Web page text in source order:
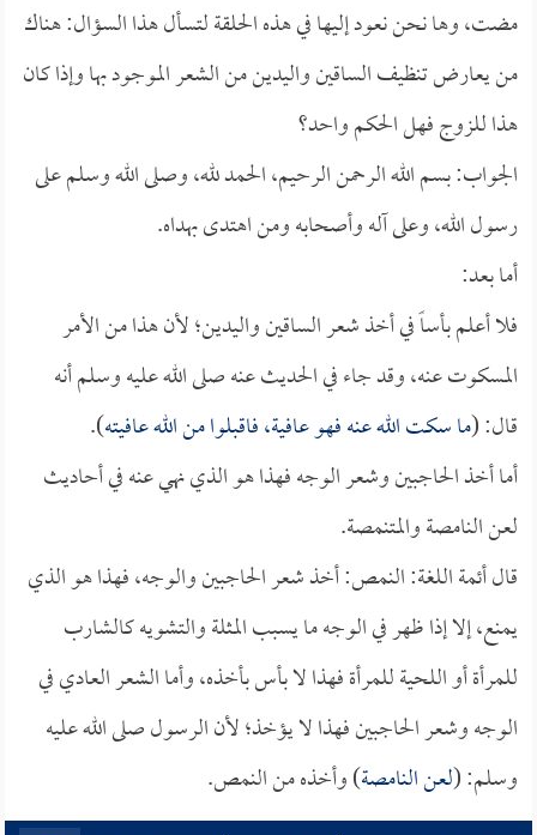
مضت، وها نحن نعود إليها في هذه الحلقة لتسأل هذا السؤال: هناك
من يعارض تنظيف الساقين واليدين من الشعر الموجود بها وإذا كان
هذا للزوج فهل الحكم واحد؟
الجواب: بسم الله الرحمن الرحيم، الحمد لله، وصلى الله وسلم على
رسول الله، وعلى آله وأصحابه ومن اهتدى بهداه.
أما بعد:
فلا أعلم بأساً في أخذ شعر الساقين واليدين؛ لأن هذا من الأمر
المسكوت عنه، وقد جاء في الحديث عنه صلى الله عليه وسلم أنه
قال: (ما سكت الله عنه فهو عافية، فاقبلوا من الله عافيته).
أما أخذ الحاجبين وشعر الوجه فهذا هو الذي نهي عنه في أحاديث
لعن النامصة والمتنمصة.
قال أئمة اللغة: النمص: أخذ شعر الحاجبين والوجه، فهذا هو الذي
يمنع، إلا إذا ظهر في الوجه ما يسبب المثلة والتشويه كالشارب
للمرأة أو اللحية للمرأة فهذا لا بأس بأخذه، وأما الشعر العادي في
الوجه وشعر الحاجبين فهذا لا يؤخذ؛ لأن الرسول صلى الله عليه
وسلم: (لعن النامصة) وأخذه من النمص.